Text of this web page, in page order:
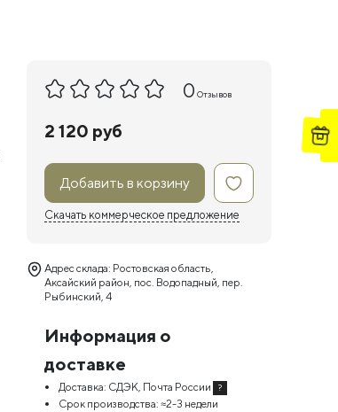
0 Отзывов
2 120 руб
Добавить в корзину
Скачать коммерческое предложение
Адрес склада: Ростовская область,
Аксайский район, пос. Водопадный, пер.
Рыбинский, 4
Информация о
доставке
Доставка: СДЭК, Почта России ?
Срок производства: ≈2-3 недели